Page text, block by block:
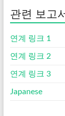
관련 보고
연계 링크 1
연계 링크 2
연계 링크 3
Japanese